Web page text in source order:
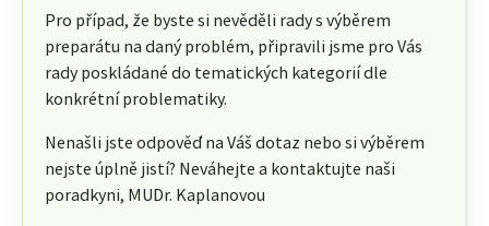
Pro případ, že byste si nevěděli rady s výběrem
preparátu na daný problém, připravili jsme pro Vás
rady poskládané do tematických kategorií dle
konkrétní problematiky.
Nenašli jste odpověď na Váš dotaz nebo si výběrem
nejste úplně jistí? Neváhejte a kontaktujte naši
poradkyni, MUDr. Kaplanovou